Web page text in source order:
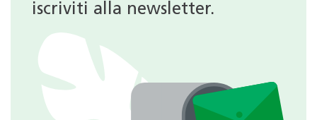
iscriviti alla newsletter.